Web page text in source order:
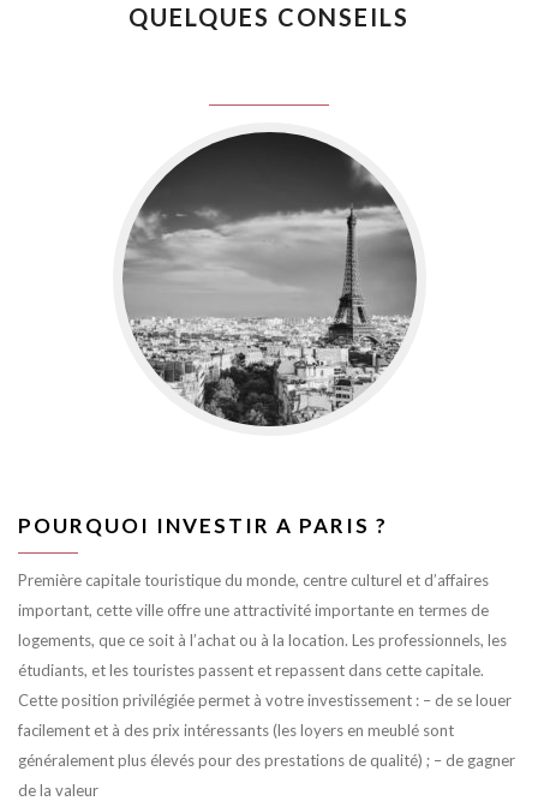
QUELQUES CONSEILS
POURQUOI INVESTIR A PARIS ?
Première capitale touristique du monde, centre culturel et d’affaires
important, cette ville offre une attractivité importante en termes de
logements, que ce soit à l’achat ou à la location. Les professionnels, les
étudiants, et les touristes passent et repassent dans cette capitale.
Cette position privilégiée permet à votre investissement : – de se louer
facilement et à des prix intéressants (les loyers en meublé sont
généralement plus élevés pour des prestations de qualité) ; – de gagner
de la valeur